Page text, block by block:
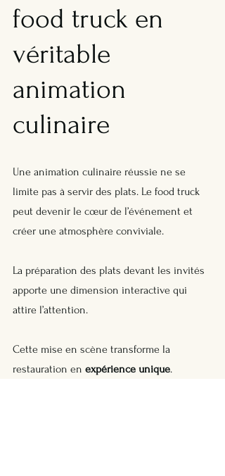
food truck en
véritable
animation
culinaire
Une animation culinaire réussie ne se
limite pas à servir des plats. Le food truck
peut devenir le cœur de l’événement et
créer une atmosphère conviviale.
La préparation des plats devant les invités
apporte une dimension interactive qui
attire l’attention.
Cette mise en scène transforme la
restauration en expérience unique.